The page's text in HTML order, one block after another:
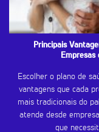
Principais
Escolher o plano de
vantagens que cada
mais tradicionais do
atende desde
que